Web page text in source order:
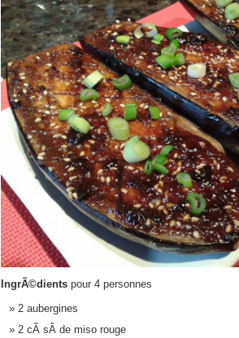
IngrÃ©dients pour 4 personnes
2 aubergines
2 cÃ sÂ de miso rouge